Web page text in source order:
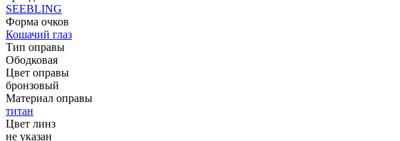
SEEBLING
Форма очков
Кошачий глаз
Тип оправы
Ободковая
Цвет оправы
бронзовый
Материал оправы
титан
Цвет линз
не указан